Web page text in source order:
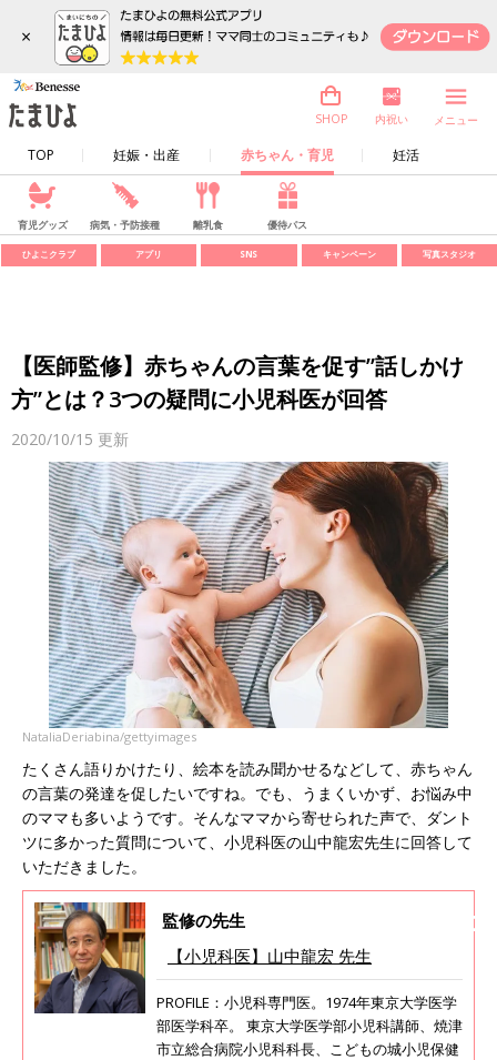
×
TOP 妊娠・出産 赤ちゃん・育児 妊活
SHOP 内祝い メニュー
育児グッズ 病気・予防接種 離乳食 優待パス
ひよこクラブ アプリ SNS キャンペーン 写真スタジオ
【医師監修】赤ちゃんの言葉を促す”話しかけ
方”とは？3つの疑問に小児科医が回答
2020/10/15 更新
NataliaDeriabina/gettyimages
たくさん語りかけたり、絵本を読み聞かせるなどして、赤ちゃん
の言葉の発達を促したいですね。でも、うまくいかず、お悩み中
のママも多いようです。そんなママから寄せられた声で、ダント
ツに多かった質問について、小児科医の山中龍宏先生に回答して
いただきました。
監修の先生
【小児科医】山中龍宏 先生
PROFILE：小児科専門医。1974年東京大学医学
部医学科卒。 東京大学医学部小児科講師、焼津
市立総合病院小児科科長、こどもの城小児保健